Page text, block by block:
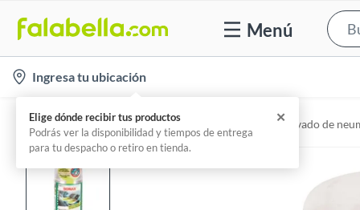
Menú
Ingresa tu ubicación
Home Automotriz - Limpieza para Autos Lavado de